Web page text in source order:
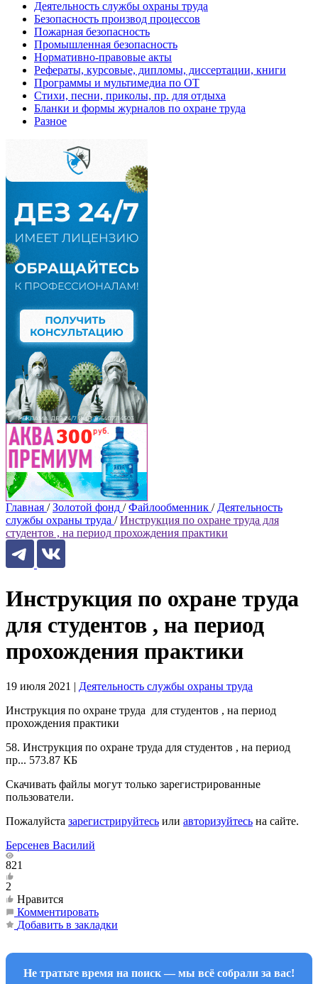
Деятельность службы охраны труда
Безопасность производ процессов
Пожарная безопасность
Промышленная безопасность
Нормативно-правовые акты
Рефераты, курсовые, дипломы, диссертации, книги
Программы и мультимедиа по ОТ
Стихи, песни, приколы, пр. для отдыха
Бланки и формы журналов по охране труда
Разное
Главная / Золотой фонд / Файлообменник / Деятельность
службы охраны труда / Инструкция по охране труда для
студентов , на период прохождения практики
Инструкция по охране труда
для студентов , на период
прохождения практики
19 июля 2021 | Деятельность службы охраны труда
Инструкция по охране труда для студентов , на период
прохождения практики
58. Инструкция по охране труда для студентов , на период
пр... 573.87 КБ
Скачивать файлы могут только зарегистрированные
пользователи.
Пожалуйста зарегистрируйтесь или авторизуйтесь на сайте.
Берсенев Василий
821
2
Нравится
Комментировать
Добавить в закладки
Не тратьте время на поиск — мы всё собрали за вас!